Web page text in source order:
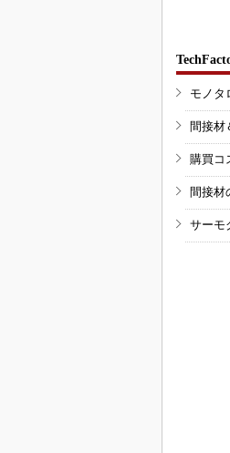
モノタ
間接材
購買コ
間接材
サーモ